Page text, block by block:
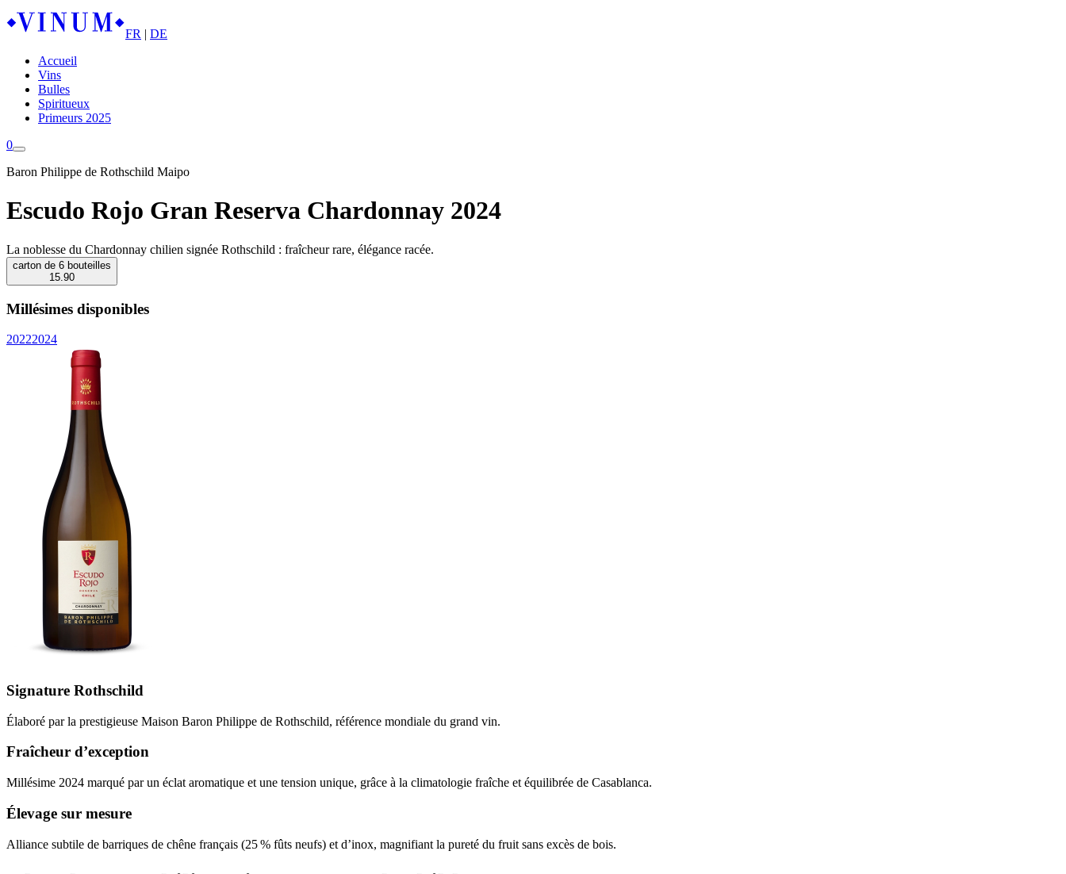
FR | DE
Accueil
Vins
Bulles
Spiritueux
Primeurs 2025
0
Baron Philippe de Rothschild Maipo
Escudo Rojo Gran Reserva Chardonnay 2024
La noblesse du Chardonnay chilien signée Rothschild : fraîcheur rare, élégance racée.
carton de 6 bouteilles
15.90
Millésimes disponibles
20222024
Signature Rothschild
Élaboré par la prestigieuse Maison Baron Philippe de Rothschild, référence mondiale du grand vin.
Fraîcheur d’exception
Millésime 2024 marqué par un éclat aromatique et une tension unique, grâce à la climatologie fraîche et équilibrée de Casablanca.
Élevage sur mesure
Alliance subtile de barriques de chêne français (25 % fûts neufs) et d’inox, magnifiant la pureté du fruit sans excès de bois.